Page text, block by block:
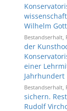
Wilhelm
Bestandserhalt,
der
einer
Jahrhundert
Bestandserhalt,
sichern.
Rudolf